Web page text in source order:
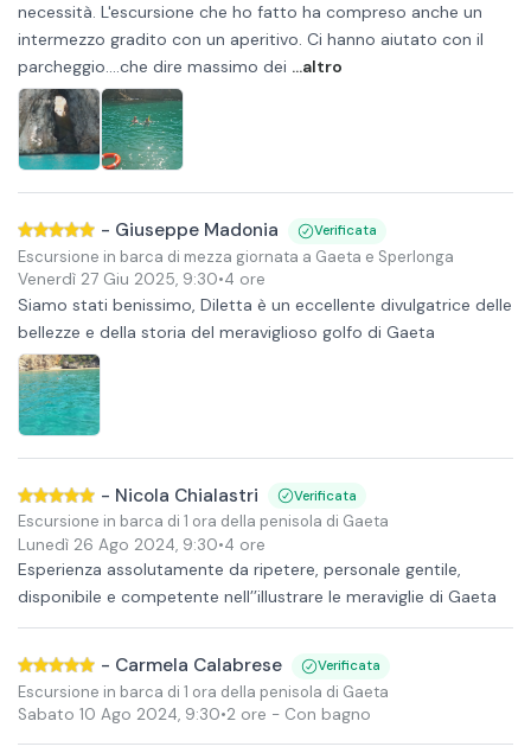
necessità. L'escursione che ho fatto ha compreso anche un
intermezzo gradito con un aperitivo. Ci hanno aiutato con il
parcheggio....che dire massimo dei ...altro
- Giuseppe Madonia Verificata
Escursione in barca di mezza giornata a Gaeta e Sperlonga
Venerdì 27 Giu 2025, 9:30•4 ore
Siamo stati benissimo, Diletta è un eccellente divulgatrice delle
bellezze e della storia del meraviglioso golfo di Gaeta
- Nicola Chialastri Verificata
Escursione in barca di 1 ora della penisola di Gaeta
Lunedì 26 Ago 2024, 9:30•4 ore
Esperienza assolutamente da ripetere, personale gentile,
disponibile e competente nell’’illustrare le meraviglie di Gaeta
- Carmela Calabrese Verificata
Escursione in barca di 1 ora della penisola di Gaeta
Sabato 10 Ago 2024, 9:30•2 ore - Con bagno